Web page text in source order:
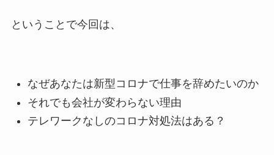
ということで今回は、
なぜあなたは新型コロナで仕事を辞めたいのか
それでも会社が変わらない理由
テレワークなしのコロナ対処法はある？